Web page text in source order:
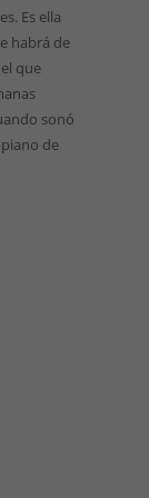
Es ella
habrá de
que
sonó
de